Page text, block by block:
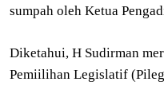
sumpah oleh Ketua
Diketahui, H Sudirman
Pemiilihan Legislatif